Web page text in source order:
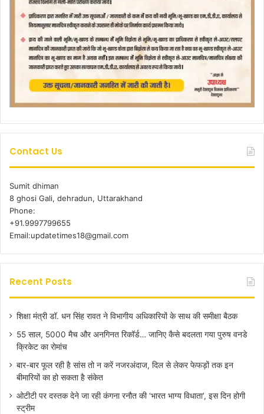
Contact Us
Sumit dhiman
8 ghosi Gali, dehradun, Uttarakhand
Phone:
+91.9997799655
Email:updatetimes18@gmail.com
Recent Posts
शिक्षा मंत्री डॉ. धन सिंह रावत ने विभागीय अधिकारियों के साथ की समीक्षा बैठक
55 साल, 5000 मैच और अनगिनत रिकॉर्ड… जानिए कैसे बदलता गया पुरुष वनडे
क्रिकेट का रोमांच
बार-बार फूल रही है सांस तो न करें नजरअंदाज, दिल से लेकर फेफड़ों तक इन
बीमारियों का हो सकता है संकेत
ओटीटी पर दस्तक देने जा रही कंगना रनौत की ‘भारत भाग्य विधाता’, इस दिन होगी
स्ट्रीम